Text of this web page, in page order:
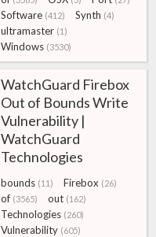
Software (412) Synth (4)
ultramaster (1)
Windows (3530)
WatchGuard Firebox
Out of Bounds Write
Vulnerability |
WatchGuard
Technologies
bounds (11) Firebox (26)
of (3565) out (162)
Technologies (260)
Vulnerability (605)